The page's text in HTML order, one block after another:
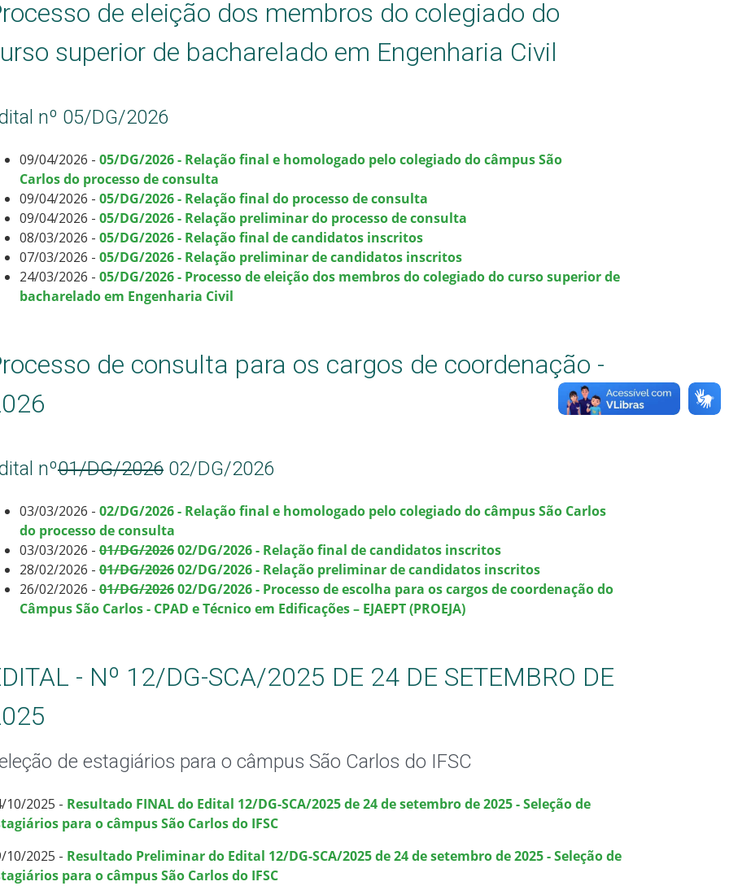
de eleição dos membros do colegiado do
superior de bacharelado em Engenharia Civil
nº 05/DG/2026
09/04/2026 - 05/DG/2026 - Relação final e homologado pelo colegiado do câmpus São
Carlos do processo de consulta
09/04/2026 - 05/DG/2026 - Relação final do processo de consulta
09/04/2026 - 05/DG/2026 - Relação preliminar do processo de consulta
08/03/2026 - 05/DG/2026 - Relação final de candidatos inscritos
07/03/2026 - 05/DG/2026 - Relação preliminar de candidatos inscritos
24/03/2026 - 05/DG/2026 - Processo de eleição dos membros do colegiado do curso superior de
bacharelado em Engenharia Civil
de consulta para os cargos de coordenação -
nº01/DG/202602/DG/2026
03/03/2026 - 02/DG/2026 - Relação final e homologado pelo colegiado do câmpus São Carlos
do processo de consulta
03/03/2026 - 01/DG/202602/DG/2026 - Relação final de candidatos inscritos
28/02/2026 - 01/DG/202602/DG/2026 - Relação preliminar de candidatos inscritos
26/02/2026 - 01/DG/202602/DG/2026 - Processo de escolha para os cargos de coordenação do
Câmpus São Carlos - CPAD e Técnico em Edificações – EJAEPT (PROEJA)
- Nº 12/DG-SCA/2025 DE 24 DE SETEMBRO DE
de estagiários para o câmpus São Carlos do IFSC
10/2025 - Resultado FINALdo Edital 12/DG-SCA/2025 de 24 de setembro de 2025 - Seleção de
para o câmpus São Carlos do IFSC
10/2025 - Resultado Preliminardo Edital 12/DG-SCA/2025 de 24 de setembro de 2025 - Seleção de
para o câmpus São Carlos do IFSC